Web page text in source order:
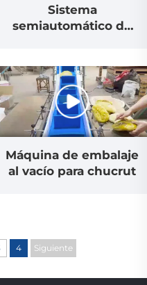
Sistema
semiautomático de
Máquina de embalaje
al vacío para chucrut
4 Siguiente